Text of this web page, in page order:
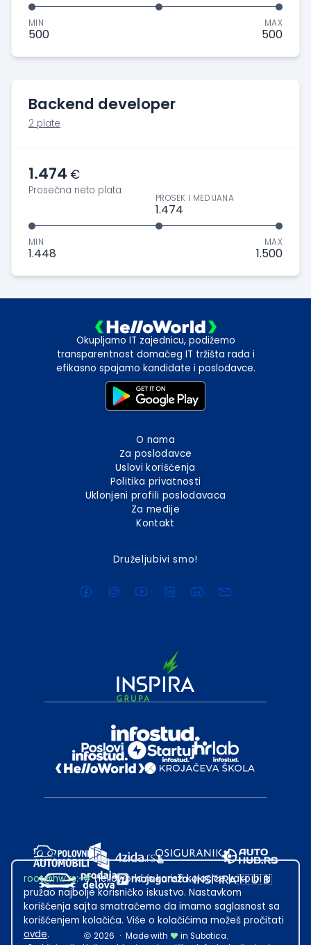
MIN
500
MAX
500
Backend developer
2 plate
1.474 €
Prosečna neto plata
MIN
1.448
PROSEK I MEDIJANA
1.474
MAX
1.500
Okupljamo IT zajednicu, podižemo
transparentnost domaćeg IT tržišta rada i
efikasno spajamo kandidate i poslodavce.
O nama
Za poslodavce
Uslovi korišćenja
Politika privatnosti
Uklonjeni profili poslodavaca
Za medije
Kontakt
Druželjubivi smo!
2026 · Made with
in Subotica.
root@hw.rs:~#Helloworld.rs koristi kolačiće kako bi ti
pružao najbolje korisničko iskustvo. Nastavkom
korišćenja sajta smatraćemo da imamo saglasnost sa
korišćenjem kolačića. Više o kolačićima možeš pročitati
ovde.